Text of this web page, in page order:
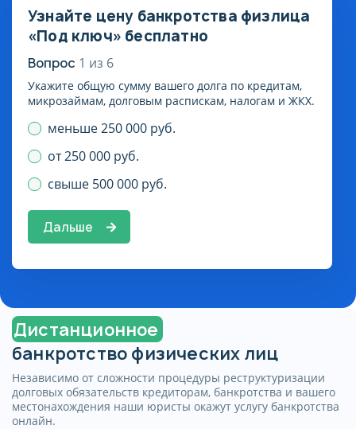
Узнайте цену банкротства физлица
«Под ключ» бесплатно
Вопрос 1 из 6
Укажите общую сумму вашего долга по кредитам,
микрозаймам, долговым распискам, налогам и ЖКХ.
меньше 250 000 руб.
от 250 000 руб.
свыше 500 000 руб.
Дальше
Дистанционное
банкротство физических лиц
Независимо от сложности процедуры реструктуризации
долговых обязательств кредиторам, банкротства и вашего
местонахождения наши юристы окажут услугу банкротства
онлайн.